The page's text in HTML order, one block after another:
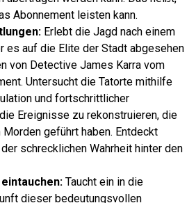
Abonnement leisten kann.
Erlebt die Jagd nach einem
es auf die Elite der Stadt abgesehen
von Detective James Karra vom
Untersucht die Tatorte mithilfe
und fortschrittlicher
Ereignisse zu rekonstruieren, die
geführt haben. Entdeckt
schrecklichen Wahrheit hinter den
Taucht ein in die
dieser bedeutungsvollen